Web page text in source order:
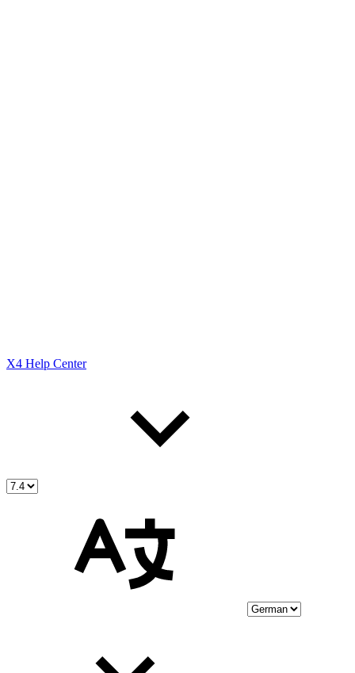
X4 Help Center